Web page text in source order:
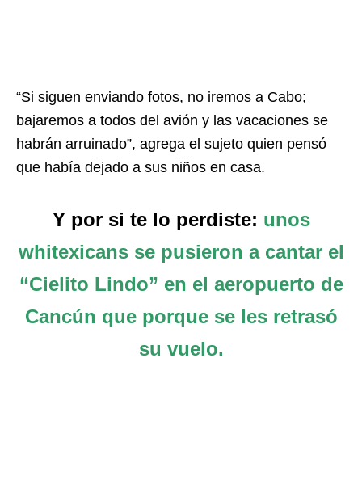
“Si siguen enviando fotos, no iremos a Cabo;
bajaremos a todos del avión y las vacaciones se
habrán arruinado”, agrega el sujeto quien pensó
que había dejado a sus niños en casa.
Y por si te lo perdiste: unos
whitexicans se pusieron a cantar el
“Cielito Lindo” en el aeropuerto de
Cancún que porque se les retrasó
su vuelo.